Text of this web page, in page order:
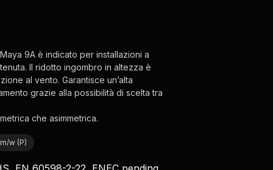
9A è indicato per installazioni a
Il ridotto ingombro in altezza è
al vento. Garantisce un’alta
grazie alla possibilità di scelta tra
che asimmetrica.
w (P)